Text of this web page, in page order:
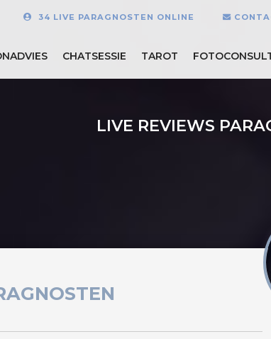
34 LIVE PARAGNOSTEN ONLINE
CHATSESSIE TAROT
LIVE REVIEWS